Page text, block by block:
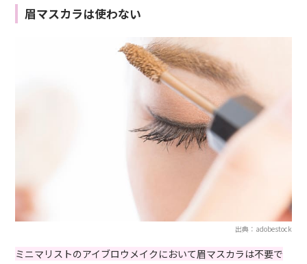
眉マスカラは使わない
出典：adobestock
ミニマリストのアイブロウメイクにおいて眉マスカラは不要で